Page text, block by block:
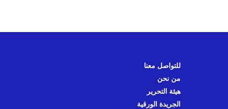
للتواصل معنا
من نحن
هيئة التحرير
الجريدة الورقية